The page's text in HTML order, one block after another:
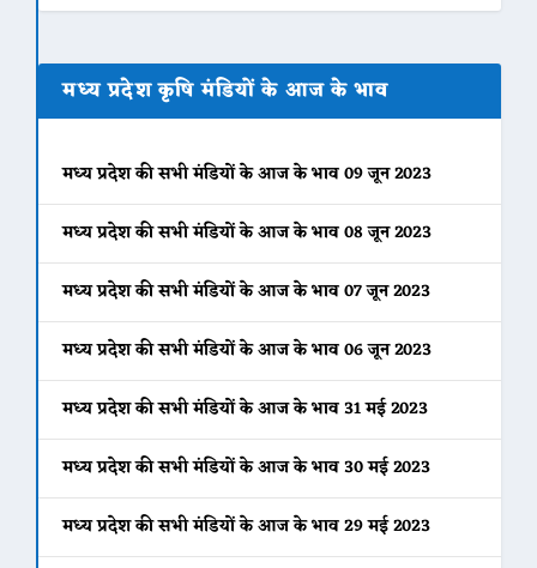
मध्य प्रदेश कृषि मंडियों के आज के भाव
मध्य प्रदेश की सभी मंडियों के आज के भाव 09 जून 2023
मध्य प्रदेश की सभी मंडियों के आज के भाव 08 जून 2023
मध्य प्रदेश की सभी मंडियों के आज के भाव 07 जून 2023
मध्य प्रदेश की सभी मंडियों के आज के भाव 06 जून 2023
मध्य प्रदेश की सभी मंडियों के आज के भाव 31 मई 2023
मध्य प्रदेश की सभी मंडियों के आज के भाव 30 मई 2023
मध्य प्रदेश की सभी मंडियों के आज के भाव 29 मई 2023